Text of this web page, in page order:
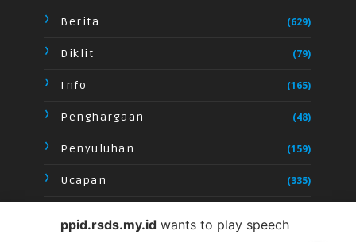
Berita (629)
Diklit (79)
Info (165)
Penghargaan (48)
Penyuluhan (159)
Ucapan (335)
ppid.rsds.my.id wants to play speech